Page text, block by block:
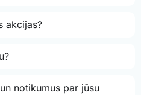
akcijas?
notikumus par jūsu